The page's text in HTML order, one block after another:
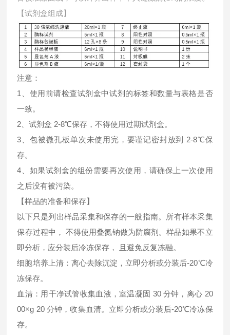
【试剂盒组成】
注意：
1、使用前请检查试剂盒中试剂的标签和数量与表格是否
一致。
2、试剂盒 2-8℃保存，不得使用过期试剂盒。
3、包被微孔板单次未使用完，要谨记密封放到 2-8℃保
存。
4、如果试剂盒的组份需要再次使用，请确保上一次使用
之后没有被污染。
【样品的准备和保存】
以下只是列出样品采集和保存的一般指南。所有样本采集
保存过程中， 不得使用叠氮钠做为防腐剂。样品如果不立
即分析，应分装后冷冻保存， 且避免反复冻融。
细胞培养上清：离心去除沉淀，立即分析或分装后-20℃冷
冻保存。
血清：用干净试管收集血液，室温凝固 30 分钟，离心 20
00×g 20 分钟，收集血清。立即分析或分装后-20℃冷冻保
存。